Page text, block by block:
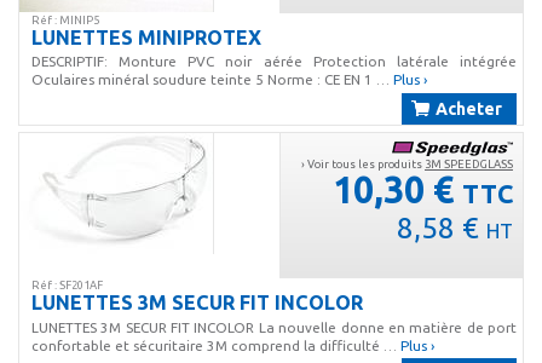
Réf : MINIP5
LUNETTES MINIPROTEX
DESCRIPTIF: Monture PVC noir aérée Protection latérale intégrée
Oculaires minéral soudure teinte 5 Norme : CE EN 1 … Plus ›
Acheter
› Voir tous les produits 3M SPEEDGLASS
10,30 € TTC
8,58 € HT
Réf : SF201AF
LUNETTES 3M SECUR FIT INCOLOR
LUNETTES 3M SECUR FIT INCOLOR La nouvelle donne en matière de port
confortable et sécuritaire 3M comprend la difficulté … Plus ›